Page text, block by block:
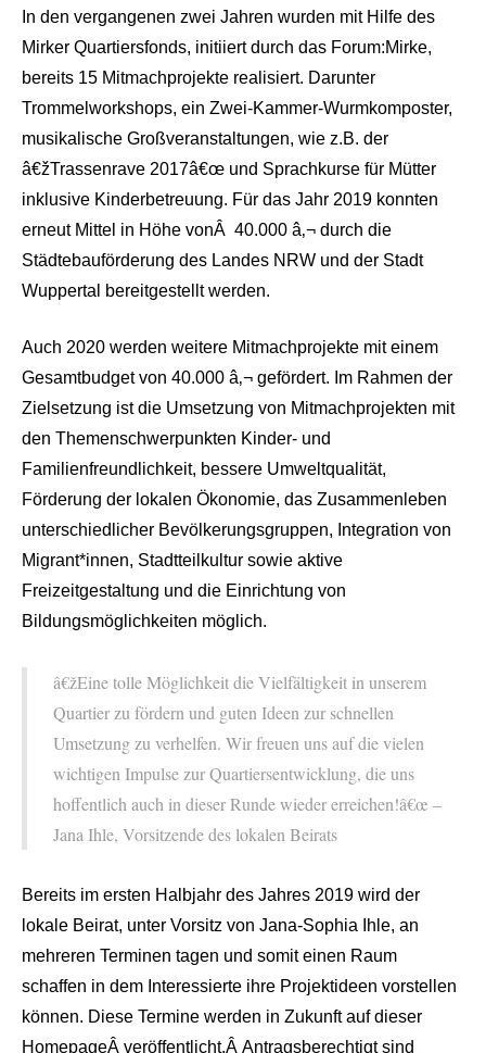
In den vergangenen zwei Jahren wurden mit Hilfe des
Mirker Quartiersfonds, initiiert durch das Forum:Mirke,
bereits 15 Mitmachprojekte realisiert. Darunter
Trommelworkshops, ein Zwei-Kammer-Wurmkomposter,
musikalische Großveranstaltungen, wie z.B. der
â€žTrassenrave 2017â€œ und Sprachkurse für Mütter
inklusive Kinderbetreuung. Für das Jahr 2019 konnten
erneut Mittel in Höhe vonÂ 40.000 â‚¬ durch die
Städtebauförderung des Landes NRW und der Stadt
Wuppertal bereitgestellt werden.
Auch 2020 werden weitere Mitmachprojekte mit einem
Gesamtbudget von 40.000 â‚¬ gefördert. Im Rahmen der
Zielsetzung ist die Umsetzung von Mitmachprojekten mit
den Themenschwerpunkten Kinder- und
Familienfreundlichkeit, bessere Umweltqualität,
Förderung der lokalen Ökonomie, das Zusammenleben
unterschiedlicher Bevölkerungsgruppen, Integration von
Migrant*innen, Stadtteilkultur sowie aktive
Freizeitgestaltung und die Einrichtung von
Bildungsmöglichkeiten möglich.
â€žEine tolle Möglichkeit die Vielfältigkeit in unserem
Quartier zu fördern und guten Ideen zur schnellen
Umsetzung zu verhelfen. Wir freuen uns auf die vielen
wichtigen Impulse zur Quartiersentwicklung, die uns
hoffentlich auch in dieser Runde wieder erreichen!â€œ –
Jana Ihle, Vorsitzende des lokalen Beirats
Bereits im ersten Halbjahr des Jahres 2019 wird der
lokale Beirat, unter Vorsitz von Jana-Sophia Ihle, an
mehreren Terminen tagen und somit einen Raum
schaffen in dem Interessierte ihre Projektideen vorstellen
können. Diese Termine werden in Zukunft auf dieser
HomepageÂ veröffentlicht.Â Antragsberechtigt sind